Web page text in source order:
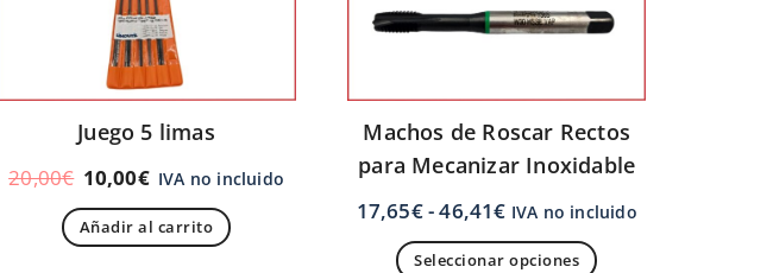
Juego 5 limas
20,00€ 10,00€ IVA no incluido
Añadir al carrito
Machos de Roscar Rectos
para Mecanizar Inoxidable
17,65€-46,41€ IVA no incluido
Seleccionar opciones